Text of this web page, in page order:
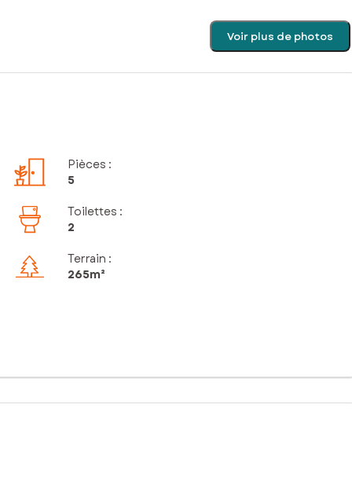
Voir plus de photos
Pièces :
5
Toilettes :
2
Terrain :
265m²